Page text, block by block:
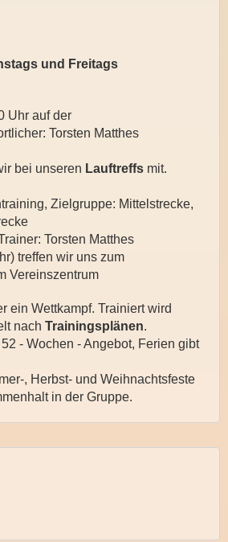
und Freitags
Uhr auf der
Torsten Matthes
bei unseren Lauftreffs mit.
Zielgruppe: Mittelstrecke,
Torsten Matthes
treffen wir uns zum
Vereinszentrum
ein Wettkampf. Trainiert wird
nach Trainingsplänen.
- Wochen - Angebot, Ferien gibt
, Herbst- und Weihnachtsfeste
in der Gruppe.